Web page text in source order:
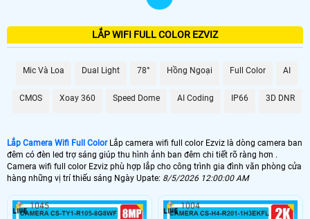
LẮP WIFI FULL COLOR EZVIZ
Mic Và Loa Dual Light 78° Hồng Ngoại Full Color AI
CMOS Xoay 360 Speed Dome AI Coding IP66 3D DNR
Lắp Camera Wifi Full ColorLắp camera wifi full color Ezviz là dòng camera ban
đêm có đèn led trợ sáng giúp thu hình ảnh ban đêm chi tiết rõ ràng hơn .
Camera wifi full color Ezviz phù hợp lắp cho công trình gia đình văn phòng cửa
hàng những vị trí thiếu sáng Ngày Upate: 8/5/2026 12:00:00 AM
1045 1004